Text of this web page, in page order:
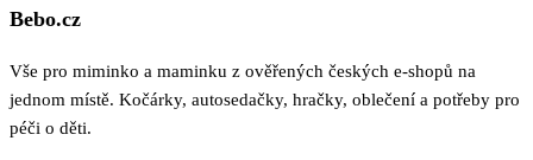
Bebo.cz
Vše pro miminko a maminku z ověřených českých e-shopů na
jednom místě. Kočárky, autosedačky, hračky, oblečení a potřeby pro
péči o děti.